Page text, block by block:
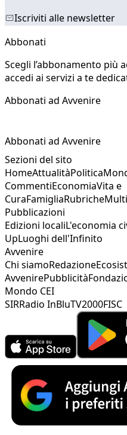
Iscriviti alle newsletter
Abbonati
Scegli l’abbonamento più
accedi ai servizi a te
Abbonati ad Avvenire
Abbonati ad Avvenire
Sezioni del sito
HomeAttualitàPolitica
CommentiEconomiaVita e
CuraFamigliaRubriche
Pubblicazioni
Edizioni localiL'economia
UpLuoghi dell'Infinito
Avvenire
Chi siamoRedazione
AvvenirePubblicità
Mondo CEI
SIRRadio InBluTV2000FISC